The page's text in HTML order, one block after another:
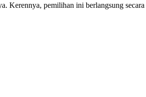
Kerennya, pemilihan ini berlangsung